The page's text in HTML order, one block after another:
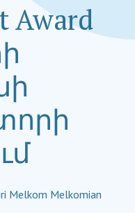
Award
Melkom Melkomian